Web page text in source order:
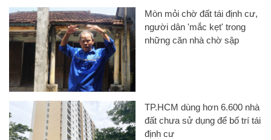
Mòn mỏi chờ đất tái định cư,
người dân 'mắc kẹt' trong
những căn nhà chờ sập
TP.HCM dùng hơn 6.600 nhà
đất chưa sử dụng để bố trí tái
định cư